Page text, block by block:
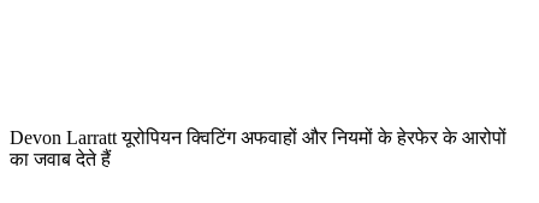
Devon Larratt यूरोपियन क्विटिंग अफवाहों और नियमों के हेरफेर के आरोपों
का जवाब देते हैं